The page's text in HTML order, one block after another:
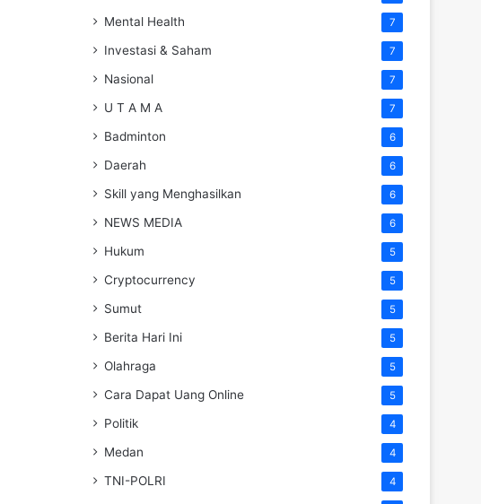
Mental Health 7
Investasi & Saham 7
Nasional 7
U T A M A 7
Badminton 6
Daerah 6
Skill yang Menghasilkan 6
NEWS MEDIA 6
Hukum 5
Cryptocurrency 5
Sumut 5
Berita Hari Ini 5
Olahraga 5
Cara Dapat Uang Online 5
Politik 4
Medan 4
TNI-POLRI 4